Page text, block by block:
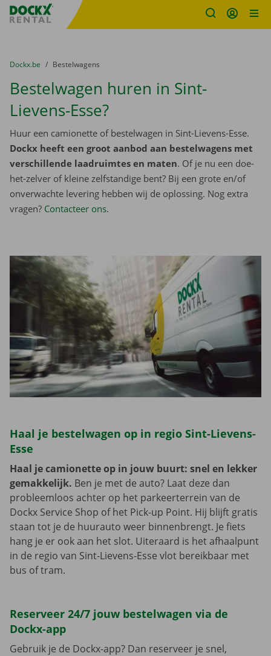
Fratello DEMO
U bevindt zich hier:
van
Dockx.be naar
Bestelwagens
Bestelwagen huren in Sint-
Lievens-Esse?
Huur een camionette of bestelwagen in Sint-Lievens-Esse.
Dockx heeft een groot aanbod aan bestelwagens met
verschillende laadruimtes en maten. Of je nu een doe-
het-zelver of kleine zelfstandige bent? Bij een grote en/of
onverwachte levering hebben wij de oplossing. Nog extra
vragen? Contacteer ons.
Haal je bestelwagen op in regio Sint-Lievens-
Esse
Haal je camionette op in jouw buurt: snel en lekker
gemakkelijk. Ben je met de auto? Laat deze dan
probleemloos achter op het parkeerterrein van de
Dockx Service Shop of het Pick-up Point. Hij blijft gratis
staan tot je de huurauto weer binnenbrengt. Je fiets
hang je er ook aan het slot. Uiteraard is het afhaalpunt
in de regio van Sint-Lievens-Esse vlot bereikbaar met
bus of tram.
Reserveer 24/7 jouw bestelwagen via de
Dockx-app
Gebruik je de Dockx-app? Dan reserveer je snel,